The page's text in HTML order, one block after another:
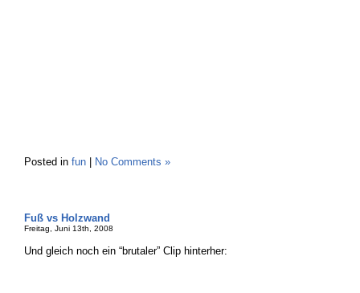
Posted in fun No Comments »
Fuß vs Holzwand
Freitag, Juni 13th, 2008
Und gleich noch ein “brutaler” Clip hinterher: